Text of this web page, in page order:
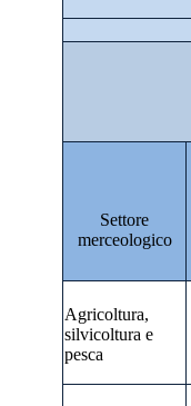
Settore
merceologico
Agricoltura,
silvicoltura e
pesca